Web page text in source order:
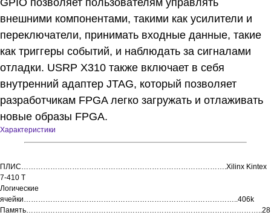
GPIO позволяет пользователям управлять
внешними компонентами, такими как усилители и
переключатели, принимать входные данные, такие
как триггеры событий, и наблюдать за сигналами
отладки. USRP X310 также включает в себя
внутренний адаптер JTAG, который позволяет
разработчикам FPGA легко загружать и отлаживать
новые образы FPGA.
Характеристики
ПЛИС………………………………………………………………………….Xilinx Kintex
7-410 T
Логические
ячейки……………………………………………………………………………..406k